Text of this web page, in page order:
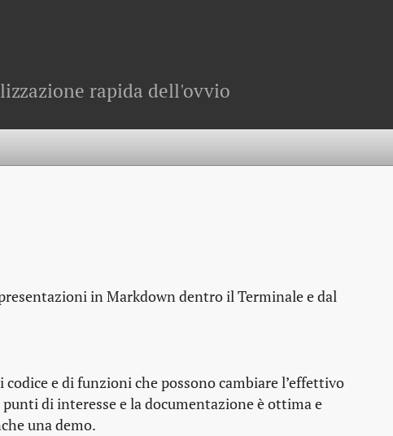
rapida dell'ovvio
in Markdown dentro il Terminale e dal
e di funzioni che possono cambiare l’effettivo
di interesse e la documentazione è ottima e
una demo.